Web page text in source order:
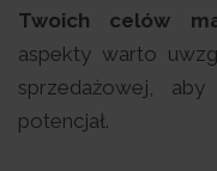
Twoich celów
aspekty warto
sprzedażowej,
potencjał.